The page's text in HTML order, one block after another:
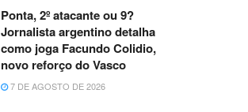
Ponta, 2º atacante ou 9?
Jornalista argentino detalha
como joga Facundo Colidio,
novo reforço do Vasco
7 DE AGOSTO DE 2026